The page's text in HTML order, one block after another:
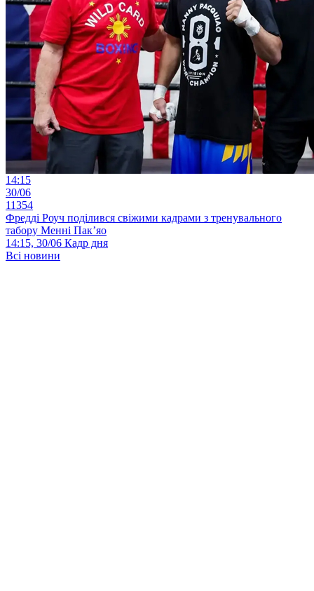
14:15
30/06
11354
Фредді Роуч поділився свіжими кадрами з тренувального
табору Менні Пак’яо
14:15, 30/06 Кадр дня
Всі новини